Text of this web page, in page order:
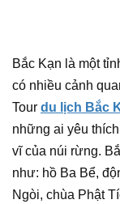
Bắc Kạn là một
có nhiều cảnh
Tour du lịch Bắc
những ai yêu
vĩ của núi rừng.
như: hồ Ba Bể,
Ngòi, chùa Phật